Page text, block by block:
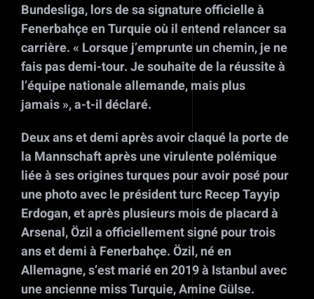
Bundesliga, lors de sa signature officielle à
Fenerbahçe en Turquie où il entend relancer sa
carrière. « Lorsque j’emprunte un chemin, je ne
fais pas demi-tour. Je souhaite de la réussite à
l’équipe nationale allemande, mais plus
jamais », a-t-il déclaré.
Deux ans et demi après avoir claqué la porte de
la Mannschaft après une virulente polémique
liée à ses origines turques pour avoir posé pour
une photo avec le président turc Recep Tayyip
Erdogan, et après plusieurs mois de placard à
Arsenal, Özil a officiellement signé pour trois
ans et demi à Fenerbahçe. Özil, né en
Allemagne, s’est marié en 2019 à Istanbul avec
une ancienne miss Turquie, Amine Gülse.